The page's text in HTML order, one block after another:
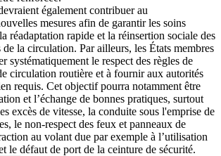
également contribuer au
mesures afin de garantir les soins
réadaptation rapide et la réinsertion sociale des
de la circulation. Par ailleurs, les États membres
systématiquement le respect des règles de
circulation routière et à fournir aux autorités
requis. Cet objectif pourra notamment être
et l’échange de bonnes pratiques, surtout
excès de vitesse, la conduite sous l'emprise de
le non-respect des feux et panneaux de
au volant due par exemple à l’utilisation
le défaut de port de la ceinture de sécurité.